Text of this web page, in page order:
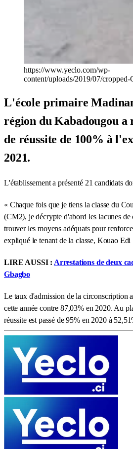
https://www.yeclo.com/wp-
content/uploads/2019/07/
L'école primaire
région du Kabadougou a
de réussite de 100% à
2021.
L'établissement a présenté 21 candidats
« Chaque fois que je tiens la classe du
(CM2), je décrypte d'abord les lacunes de
trouver les moyens adéquats pour
expliqué le tenant de la classe, Kouao Edi
LIRE AUSSI : Arrestations de deux
Gbagbo
Le taux d'admission de la circonscription
cette année contre 87,03% en 2020. Au
réussite est passé de 95% en 2020 à